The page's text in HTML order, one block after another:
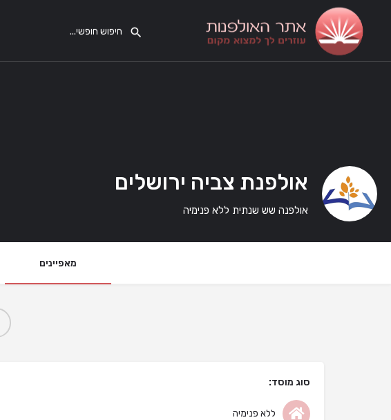
אולפנת צביה ירושלים
אולפנה שש שנתית ללא פנימיה
מאפיינים
סוג מוסד:
ללא פנימיה